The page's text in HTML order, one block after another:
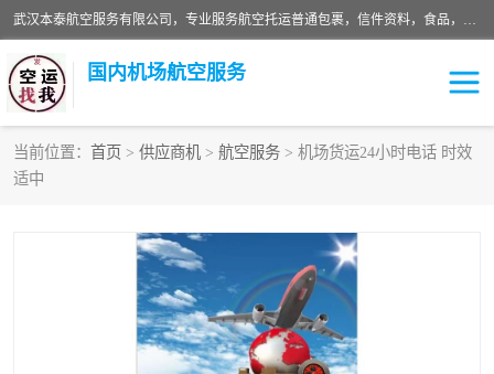
武汉本泰航空服务有限公司，专业服务航空托运普通包裹，信件资料，食品，服装，快消品等运输的专线空运，完善的网络服务确保为客户提供准确、*、安全的“门对门”服务，本着“诚信为本、精诚合作”的服务宗旨.“以安全运输为保障，以运价合理要求市场”的经营理念。武汉机场货运、武汉航空物流、武汉空运、武汉天河国际机场东方、南方、国际航空、机场空运业务覆盖国内二三线机场城市，如：武汉-敦煌、武汉-柳州等
国内机场航空服务
当前位置： 首页 > 供应商机 > 航空服务 > 机场货运24小时电话 时效
适中
航空服务